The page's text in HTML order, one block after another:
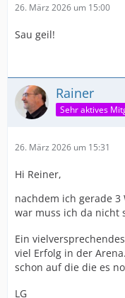
26. März 2026 um 15:00
Sau geil!
Rainer
Sehr aktives
26. März 2026 um 15:31
Hi Reiner,
nachdem ich gerade
war muss ich da nicht
Ein
viel Erfolg in der
schon auf die die es
LG